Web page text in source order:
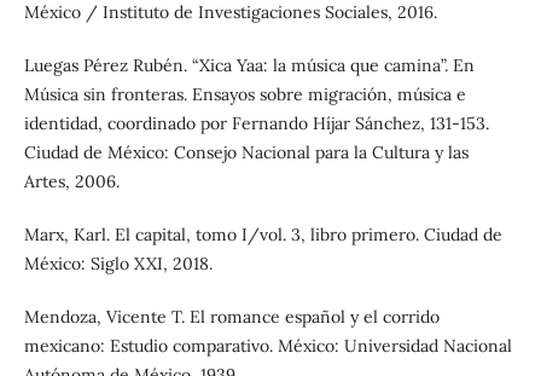
México / Instituto de Investigaciones Sociales, 2016.
Luegas Pérez Rubén. “Xica Yaa: la música que camina”. En
Música sin fronteras. Ensayos sobre migración, música e
identidad, coordinado por Fernando Híjar Sánchez, 131-153.
Ciudad de México: Consejo Nacional para la Cultura y las
Artes, 2006.
Marx, Karl. El capital, tomo I/vol. 3, libro primero. Ciudad de
México: Siglo XXI, 2018.
Mendoza, Vicente T. El romance español y el corrido
mexicano: Estudio comparativo. México: Universidad Nacional